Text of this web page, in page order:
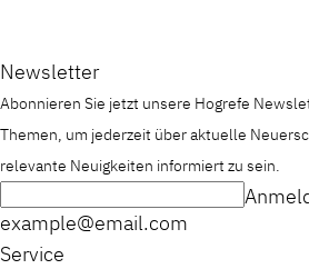
Newsletter
Abonnieren Sie jetzt unsere Hogrefe
Themen, um jederzeit über aktuelle
relevante Neuigkeiten informiert zu sein.
example@email.com
Service